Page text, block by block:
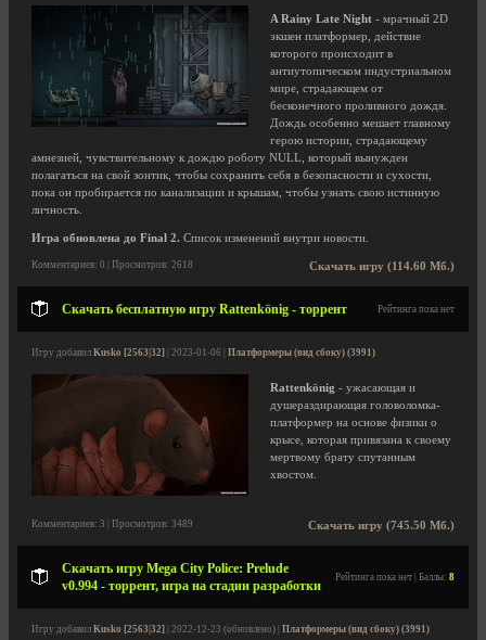
A Rainy Late Night - мрачный 2D
экшен платформер, действие
которого происходит в
антиутопическом индустриальном
мире, страдающем от
бесконечного проливного дождя.
Дождь особенно мешает главному
герою истории, страдающему
амнезией, чувствительному к дождю роботу NULL, который вынужден
полагаться на свой зонтик, чтобы сохранить себя в безопасности и сухости,
пока он пробирается по канализации и крышам, чтобы узнать свою истинную
личность.
Игра обновлена до Final 2. Список изменений внутри новости.
Скачать игру (114.60 Мб.)
Комментариев: 0 | Просмотров: 2618
Скачать бесплатную игру Rattenkönig - торрент Рейтинга пока нет
Игру добавил Kusko [2563|32] | 2023-01-06 | Платформеры (вид сбоку) (3991)
Rattenkönig - ужасающая и
душераздирающая головоломка-
платформер на основе физики о
крысе, которая привязана к своему
мертвому брату спутанным
хвостом.
Скачать игру (745.50 Мб.)
Комментариев: 3 | Просмотров: 3489
Скачать игру Mega City Police: Prelude
v0.994 - торрент, игра на стадии разработки
Рейтинга пока нет | Баллы: 8
Игру добавил Kusko [2563|32] | 2022-12-23 (обновлено) | Платформеры (вид сбоку) (3991)